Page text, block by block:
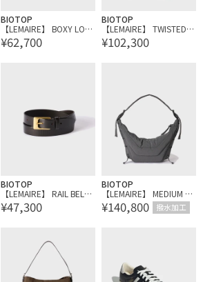
BIOTOP
【LEMAIRE】 BOXY LON
G SLEEVE TEE
¥62,700
BIOTOP
【LEMAIRE】 TWISTED B
ELTED PANTS
¥102,300
BIOTOP
【LEMAIRE】 RAIL BELT 2
5
¥47,300
BIOTOP
【LEMAIRE】 MEDIUM S
OFT GAME BAG
¥140,800 撥水加工